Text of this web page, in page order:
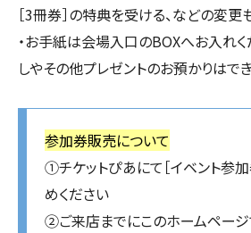
［3冊券］の特典を受ける、などの変更
・お手紙は会場入口のBOXへお入れ
しやその他プレゼントのお預かりはで
参加券販売について
①チケットぴあにて［イベント参
めください
②ご来店までにこのホームペー